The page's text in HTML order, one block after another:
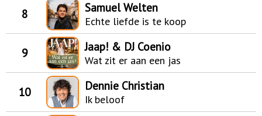
8 Samuel Welten
Echte liefde is te koop
9 Jaap! & DJ Coenio
Wat zit er aan een jas
10 Dennie Christian
Ik beloof